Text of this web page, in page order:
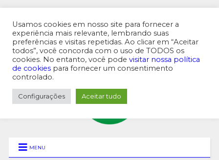
MENU SUPERIOR
MENU
Usamos cookies em nosso site para fornecer a
experiência mais relevante, lembrando suas
preferências e visitas repetidas. Ao clicar em “Aceitar
todos”, você concorda com o uso de TODOS os
cookies. No entanto, você pode visitar nossa política
de cookies para fornecer um consentimento
controlado.
Configurações Aceitar tudo